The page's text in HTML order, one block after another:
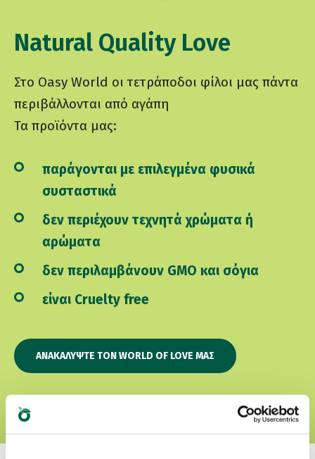
Natural Quality Love
Στο Oasy World οι τετράποδοι φίλοι μας πάντα
περιβάλλονται από αγάπη
Τα προϊόντα μας:
παράγονται με επιλεγμένα φυσικά
συσταστικά
δεν περιέχουν τεχνητά χρώματα ή
αρώματα
δεν περιλαμβάνουν GMO και σόγια
είναι Cruelty free
ΑΝΑΚΑΛΎΨΤΕ ΤΟΝ WORLD OF LOVE ΜΑΣ